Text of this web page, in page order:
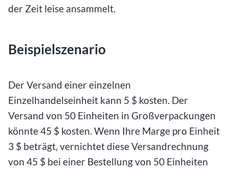
der Zeit leise ansammelt.
Beispielszenario
Der Versand einer einzelnen
Einzelhandelseinheit kann 5 $ kosten. Der
Versand von 50 Einheiten in Großverpackungen
könnte 45 $ kosten. Wenn Ihre Marge pro Einheit
3 $ beträgt, vernichtet diese Versandrechnung
von 45 $ bei einer Bestellung von 50 Einheiten